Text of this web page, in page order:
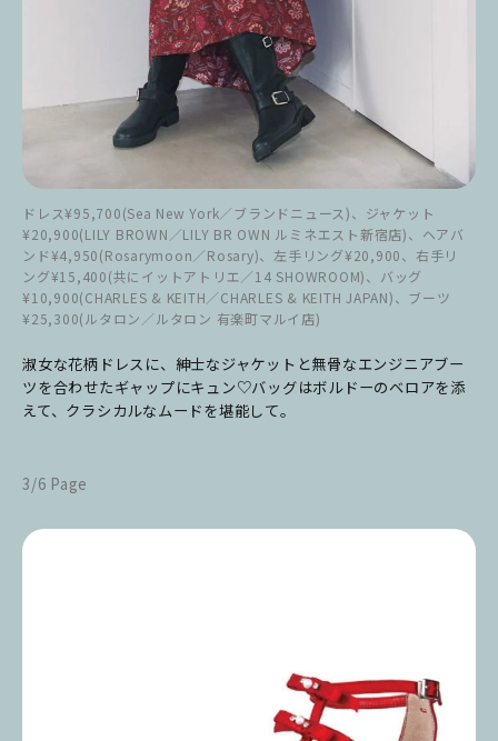
ドレス¥95,700(Sea New York／ブランドニュース)、ジャケット
¥20,900(LILY BROWN／LILY BR OWN ルミネエスト新宿店)、ヘアバ
ンド¥4,950(Rosarymoon／Rosary)、左手リング¥20,900、右手リ
ング¥15,400(共にイットアトリエ／14 SHOWROOM)、バッグ
¥10,900(CHARLES & KEITH／CHARLES & KEITH JAPAN)、ブーツ
¥25,300(ルタロン／ルタロン 有楽町マルイ店)
淑女な花柄ドレスに、紳士なジャケットと無骨なエンジニアブー
ツを合わせたギャップにキュン♡バッグはボルドーのベロアを添
えて、クラシカルなムードを堪能して。
3/6 Page